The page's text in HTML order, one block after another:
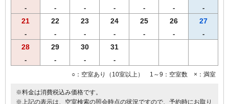
- - - - - - -
21
-
22
-
23
-
24
-
25
-
26
-
27
-
28
-
29
-
30
-
31
-
○：空室あり（10室以上） 1～9：空室数 ×：満室
※料金は消費税込み価格です。
※上記の表示は、空室検索の照会時点の状況ですので、予約時にお取り